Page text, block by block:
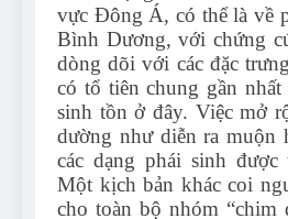
vực Đông Á, có thể là về
Bình Dương, với chứng
dòng dõi với các đặc
có tổ tiên chung gần nhất
sinh tồn ở đây. Việc mở
dường như diễn ra muộn
các dạng phái sinh
Một kịch bản khác coi
cho toàn bộ nhóm “chim